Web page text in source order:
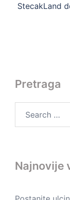
StecakLand
Pretraga
for:
Najnovije